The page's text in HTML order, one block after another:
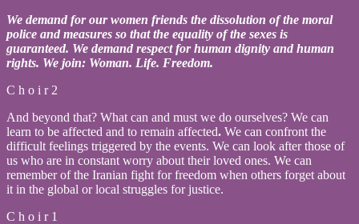
We demand for our women friends the dissolution of the moral
police and measures so that the equality of the sexes is
guaranteed. We demand respect for human dignity and human
rights. We join: Woman. Life. Freedom.
C h o i r 2
And beyond that? What can and must we do ourselves? We can
learn to be affected and to remain affected. We can confront the
difficult feelings triggered by the events. We can look after those of
us who are in constant worry about their loved ones. We can
remember of the Iranian fight for freedom when others forget about
it in the global or local struggles for justice.
C h o i r 1